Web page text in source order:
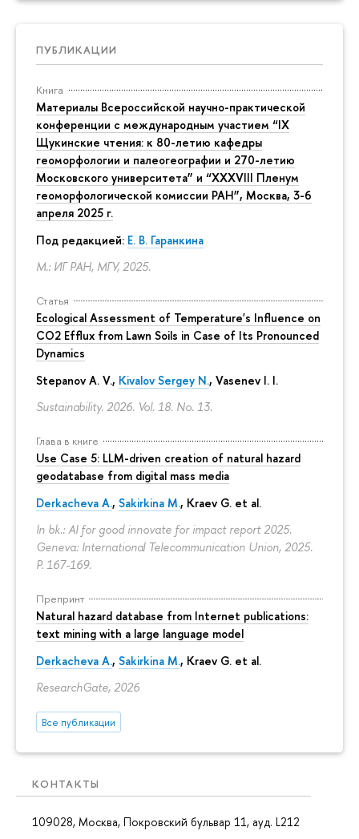
ПУБЛИКАЦИИ
Книга
Материалы Всероссийской научно-практической
конференции с международным участием “IX
Щукинские чтения: к 80-летию кафедры
геоморфологии и палеогеографии и 270-летию
Московского университета” и “XXXVIII Пленум
геоморфологической комиссии РАН”, Москва, 3-6
апреля 2025 г.
Под редакцией: Е. В. Гаранкина
М.: ИГ РАН, МГУ, 2025.
Статья
Ecological Assessment of Temperature's Influence on
CO2 Efflux from Lawn Soils in Case of Its Pronounced
Dynamics
Stepanov A. V., Kivalov Sergey N., Vasenev I. I.
Sustainability. 2026. Vol. 18. No. 13.
Глава в книге
Use Case 5: LLM-driven creation of natural hazard
geodatabase from digital mass media
Derkacheva A., Sakirkina M., Kraev G. et al.
In bk.: AI for good innovate for impact report 2025.
Geneva: International Telecommunication Union, 2025.
P. 167-169.
Препринт
Natural hazard database from Internet publications:
text mining with a large language model
Derkacheva A., Sakirkina M., Kraev G. et al.
ResearchGate, 2026
Все публикации
КОНТАКТЫ
109028, Москва, Покровский бульвар 11, ауд. L212